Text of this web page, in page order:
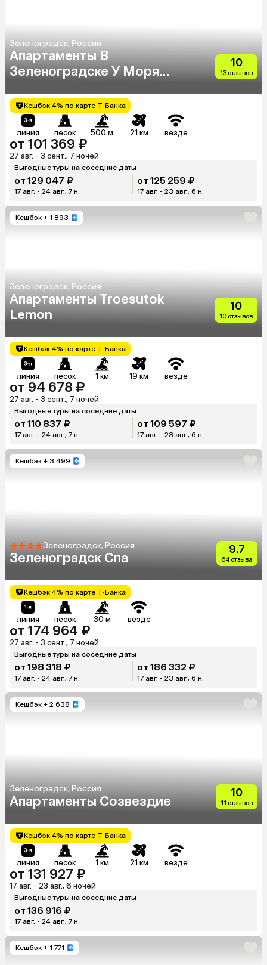
Зеленоградск, Россия
Апартаменты В
Зеленоградске У Моря
10
13 отзывов
Кешбэк 4% по карте Т-Банка
линия песок 500 м 21 км везде
от 101 369 ₽
27 авг. - 3 сент., 7 ночей
Выгодные туры на соседние даты
от 129 047 ₽
17 авг. - 24 авг., 7 н.
от 125 259 ₽
17 авг. - 23 авг., 6 н.
Кешбэк + 1 893
Зеленоградск, Россия
Апартаменты Troesutok
Lemon
10
10 отзывов
Кешбэк 4% по карте Т-Банка
линия песок 1 км 19 км везде
от 94 678 ₽
27 авг. - 3 сент., 7 ночей
Выгодные туры на соседние даты
от 110 837 ₽
17 авг. - 24 авг., 7 н.
от 109 597 ₽
17 авг. - 23 авг., 6 н.
Кешбэк + 3 499
Зеленоградск, Россия
Зеленоградск Спа
9.7
64 отзыва
Кешбэк 4% по карте Т-Банка
линия песок 30 м везде
от 174 964 ₽
27 авг. - 3 сент., 7 ночей
Выгодные туры на соседние даты
от 198 318 ₽
17 авг. - 24 авг., 7 н.
от 186 332 ₽
17 авг. - 23 авг., 6 н.
Кешбэк + 2 638
Зеленоградск, Россия
Апартаменты Созвездие
10
11 отзывов
Кешбэк 4% по карте Т-Банка
линия песок 1 км 21 км везде
от 131 927 ₽
17 авг. - 23 авг., 6 ночей
Выгодные туры на соседние даты
от 136 916 ₽
17 авг. - 24 авг., 7 н.
Кешбэк + 1 771